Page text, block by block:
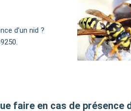
d’un nid ?
faire en cas de présence